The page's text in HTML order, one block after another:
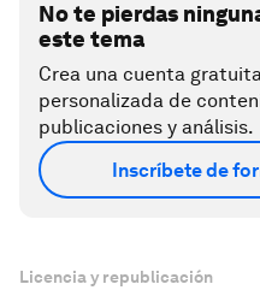
No te pierdas
este tema
Crea una cuenta
personalizada de
publicaciones y análisis.
Inscríbete de
Licencia y republicación